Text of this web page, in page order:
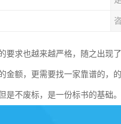
要求也越来越严格，随之出现
金额，更需要找一家靠谱的，
是不废标，是一份标书的基础